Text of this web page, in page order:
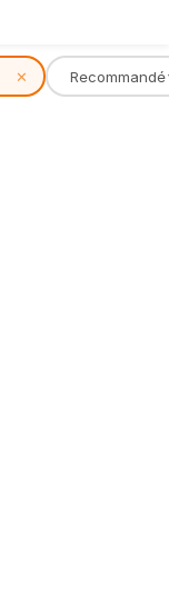
✕ Recommandé